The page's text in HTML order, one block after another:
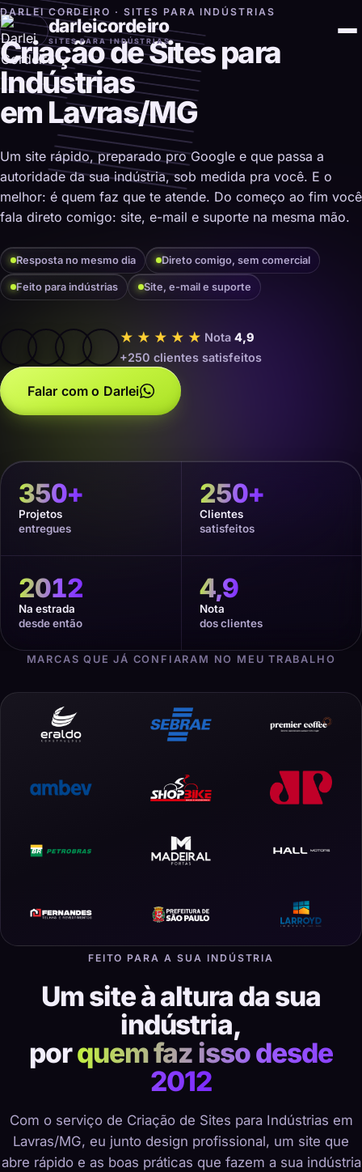
darleicordeiro
SITES PARA INDÚSTRIAS
DARLEI CORDEIRO · SITES PARA INDÚSTRIAS
Criação de Sites para
Indústrias
em Lavras/MG
Um site rápido, preparado pro Google e que passa a
autoridade da sua indústria, sob medida pra você. E o
melhor: é quem faz que te atende. Do começo ao fim você
fala direto comigo: site, e-mail e suporte na mesma mão.
Resposta no mesmo dia Direto comigo, sem comercial
Feito para indústrias Site, e-mail e suporte
★★★★★ Nota 4,9
+250 clientes satisfeitos
Falar com o Darlei
350+
Projetos
entregues
250+
Clientes
satisfeitos
2012
Na estrada
desde então
4,9
Nota
dos clientes
MARCAS QUE JÁ CONFIARAM NO MEU TRABALHO
FEITO PARA A SUA INDÚSTRIA
Um site à altura da sua
indústria,
porquem faz isso desde
2012
Com o serviço de Criação de Sites para Indústrias em
Lavras/MG, eu junto design profissional, um site que
abre rápido e as boas práticas que fazem a sua indústria